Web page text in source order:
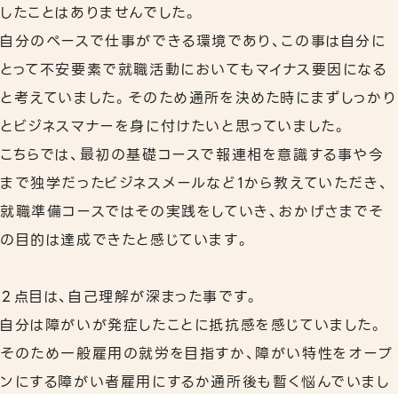
したことはありませんでした。
自分のペースで仕事ができる環境であり、この事は自分に
とって不安要素で就職活動においてもマイナス要因になる
と考えていました。そのため通所を決めた時にまずしっかり
とビジネスマナーを身に付けたいと思っていました。
こちらでは、最初の基礎コースで報連相を意識する事や今
まで独学だったビジネスメールなど1から教えていただき、
就職準備コースではその実践をしていき、おかげさまでそ
の目的は達成できたと感じています。
２点目は、自己理解が深まった事です。
自分は障がいが発症したことに抵抗感を感じていました。
そのため一般雇用の就労を目指すか、障がい特性をオープ
ンにする障がい者雇用にするか通所後も暫く悩んでいまし